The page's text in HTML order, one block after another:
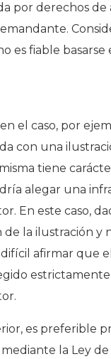
por derechos de
es fiable basarse
el caso, por
con una
tiene
alegar una
En este caso,
de la ilustración y
afirmar que
es preferible
la Ley de